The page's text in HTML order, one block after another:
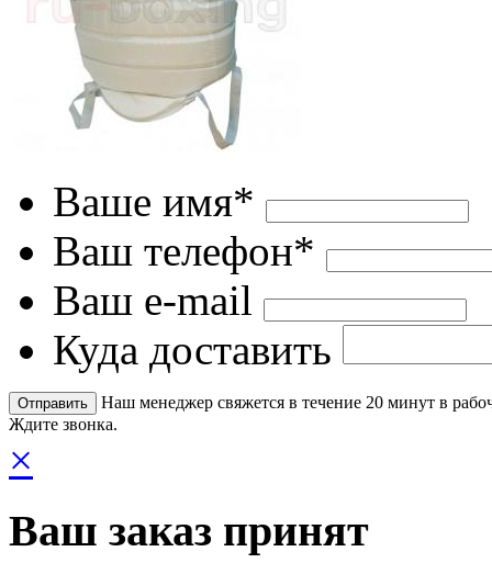
Ваше имя*
Ваш телефон*
Ваш e-mail
Куда доставить
Наш менеджер свяжется в течение 20 минут в
Ждите звонка.
×
Ваш заказ принят